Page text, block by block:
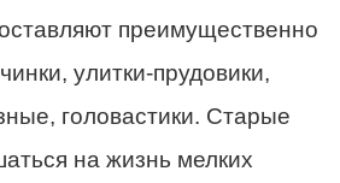
преимущественно
улитки-прудовики,
головастики. Старые
на жизнь мелких